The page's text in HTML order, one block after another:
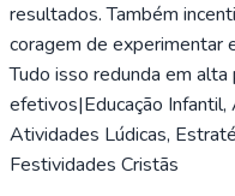
resultados. Também
coragem de experimentar
Tudo isso redunda em
efetivos|Educação
Atividades Lúdicas,
Festividades Cristãs